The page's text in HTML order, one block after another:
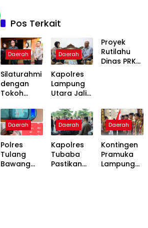
Pos Terkait
Daerah
Silaturahmi
dengan
Tokoh
Kapolres
Lampung
Utara
Perkuat
Kamtibmas
Daerah
Kapolres
Lampung
Utara Jalin
dengan
Tokoh
Masyaraka
t Ansori
Sabak
Proyek
Rutilahu
Dinas PRKP
Manfaat
Soroti
Kinerja
Pemboron
g
Daerah
Polres
Tulang
Bawang
Daerah
Kapolres
Tubaba
Pastikan
Daerah
Kontingen
Pramuka
Lampung